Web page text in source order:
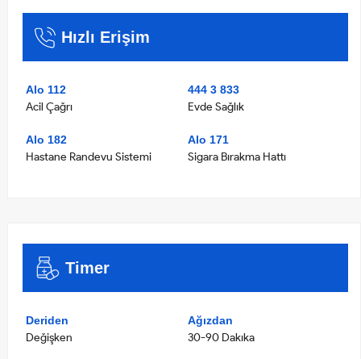
Hızlı Erişim
Alo 112
Acil Çağrı
444 3 833
Evde Sağlık
Alo 182
Hastane Randevu Sistemi
Alo 171
Sigara Bırakma Hattı
Timer
Deriden
Değişken
Ağızdan
30-90 Dakıka